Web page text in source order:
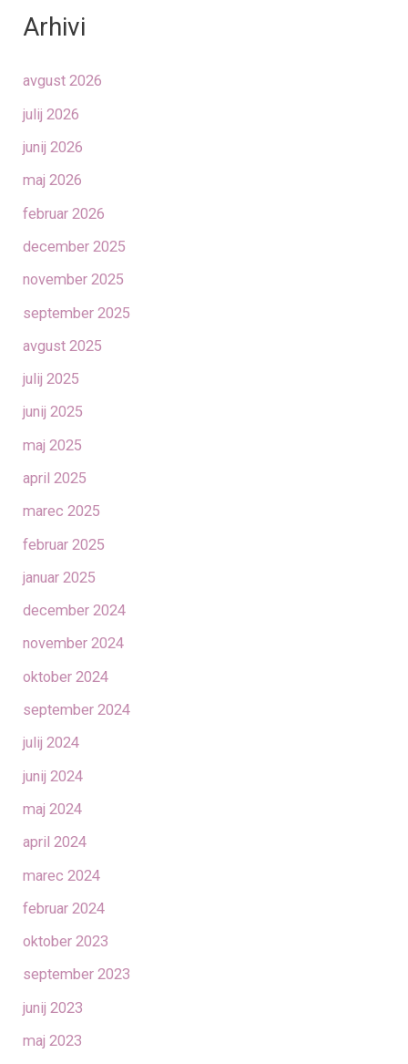
Arhivi
avgust 2026
julij 2026
junij 2026
maj 2026
februar 2026
december 2025
november 2025
september 2025
avgust 2025
julij 2025
junij 2025
maj 2025
april 2025
marec 2025
februar 2025
januar 2025
december 2024
november 2024
oktober 2024
september 2024
julij 2024
junij 2024
maj 2024
april 2024
marec 2024
februar 2024
oktober 2023
september 2023
junij 2023
maj 2023